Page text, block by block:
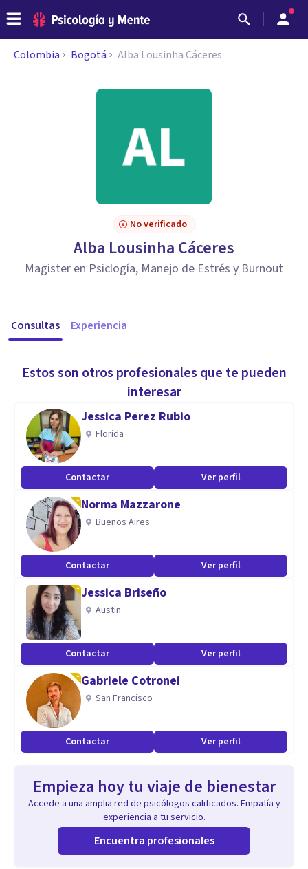
Colombia Bogotá Alba Lousinha Cáceres
No verificado
Alba Lousinha Cáceres
Magister en Psiclogía, Manejo de Estrés y Burnout
Consultas Experiencia
Estos son otros profesionales que te pueden
interesar
Jessica Perez Rubio
Florida
Contactar Ver perfil
Norma Mazzarone
Buenos Aires
Contactar Ver perfil
Jessica Briseño
Austin
Contactar Ver perfil
Gabriele Cotronei
San Francisco
Contactar Ver perfil
Empieza hoy tu viaje de bienestar
Accede a una amplia red de psicólogos calificados. Empatía y
experiencia a tu servicio.
Encuentra profesionales